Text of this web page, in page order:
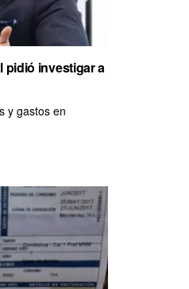
pidió investigar a
y gastos en